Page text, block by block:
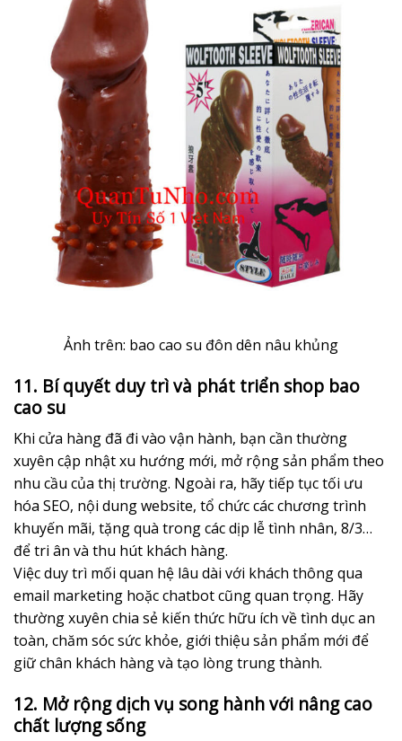
Ảnh trên: bao cao su đôn dên nâu khủng
11. Bí quyết duy trì và phát triển shop bao
cao su
Khi cửa hàng đã đi vào vận hành, bạn cần thường
xuyên cập nhật xu hướng mới, mở rộng sản phẩm theo
nhu cầu của thị trường. Ngoài ra, hãy tiếp tục tối ưu
hóa SEO, nội dung website, tổ chức các chương trình
khuyến mãi, tặng quà trong các dịp lễ tình nhân, 8/3…
để tri ân và thu hút khách hàng.
Việc duy trì mối quan hệ lâu dài với khách thông qua
email marketing hoặc chatbot cũng quan trọng. Hãy
thường xuyên chia sẻ kiến thức hữu ích về tình dục an
toàn, chăm sóc sức khỏe, giới thiệu sản phẩm mới để
giữ chân khách hàng và tạo lòng trung thành.
12. Mở rộng dịch vụ song hành với nâng cao
chất lượng sống